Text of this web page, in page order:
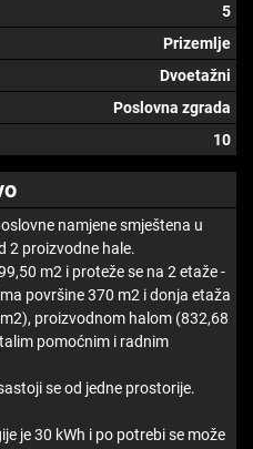
5
Prizemlje
Dvoetažni
Poslovna zgrada
10
namjene smještena u
2 proizvodne hale.
m2 i proteže se na 2 etaže -
površine 370 m2 i donja etaža
proizvodnom halom (832,68
pomoćnim i radnim
se od jedne prostorije.
je 30 kWh i po potrebi se može